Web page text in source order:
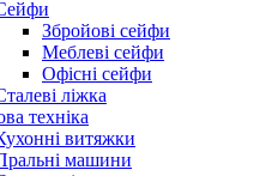
Збройові сейфи
Меблеві сейфи
Офісні сейфи
ліжка
техніка
витяжки
машини